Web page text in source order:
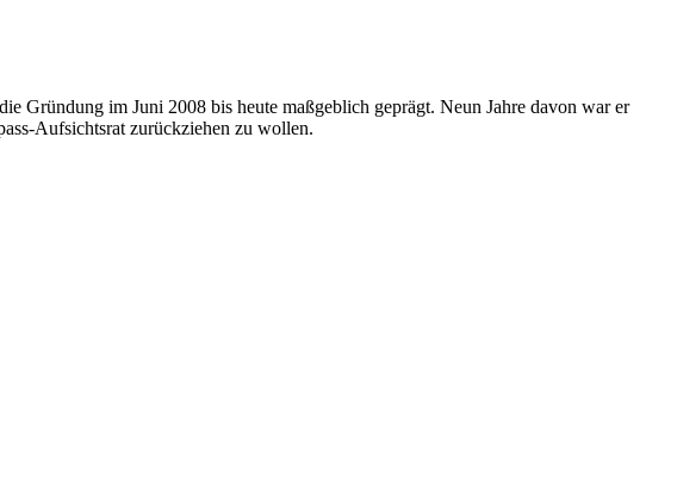
Gründung im Juni 2008 bis heute maßgeblich geprägt. Neun Jahre davon war er
Aufsichtsrat zurückziehen zu wollen.